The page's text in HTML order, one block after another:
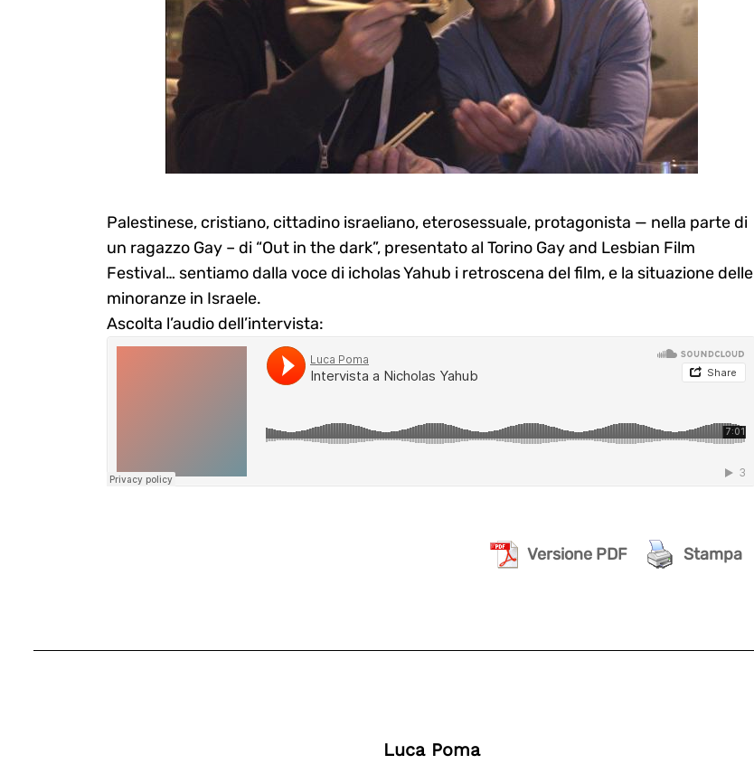
Palestinese, cristiano, cittadino israeliano, eterosessuale, protagonista — nella parte di
un ragazzo Gay – di “Out in the dark”, presentato al Torino Gay and Lesbian Film
Festival… sentiamo dalla voce di icholas Yahub i retroscena del film, e la situazione delle
minoranze in Israele.
Ascolta l’audio dell’intervista:
Versione PDF Stampa
Luca Poma